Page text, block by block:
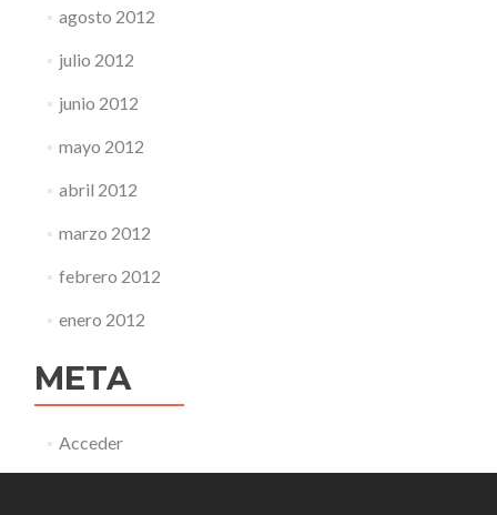
agosto 2012
julio 2012
junio 2012
mayo 2012
abril 2012
marzo 2012
febrero 2012
enero 2012
META
Acceder